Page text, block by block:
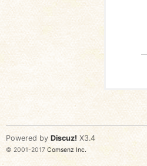
Powered by Discuz! X3.4
© 2001-2017 Comsenz Inc.